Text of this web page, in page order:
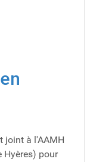
joint à l'AAMH
Hyères) pour